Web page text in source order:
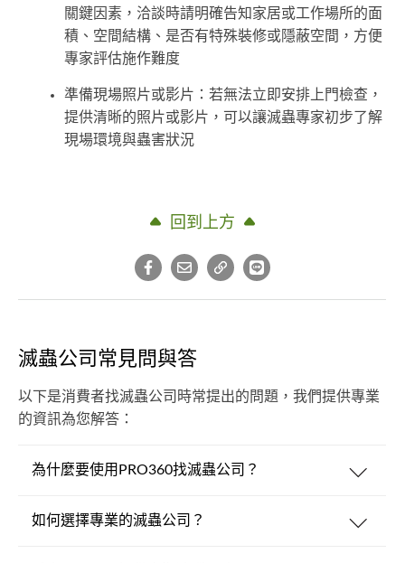
關鍵因素，洽談時請明確告知家居或工作場所的面
積、空間結構、是否有特殊裝修或隱蔽空間，方便
專家評估施作難度
準備現場照片或影片：若無法立即安排上門檢查，
提供清晰的照片或影片，可以讓滅蟲專家初步了解
現場環境與蟲害狀況
回到上方
滅蟲公司常見問與答
以下是消費者找滅蟲公司時常提出的問題，我們提供專業
的資訊為您解答：
為什麼要使用PRO360找滅蟲公司？
如何選擇專業的滅蟲公司？